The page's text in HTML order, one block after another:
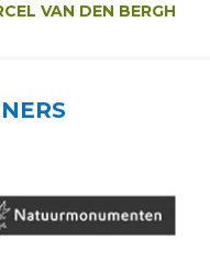
VAN DEN BERGH